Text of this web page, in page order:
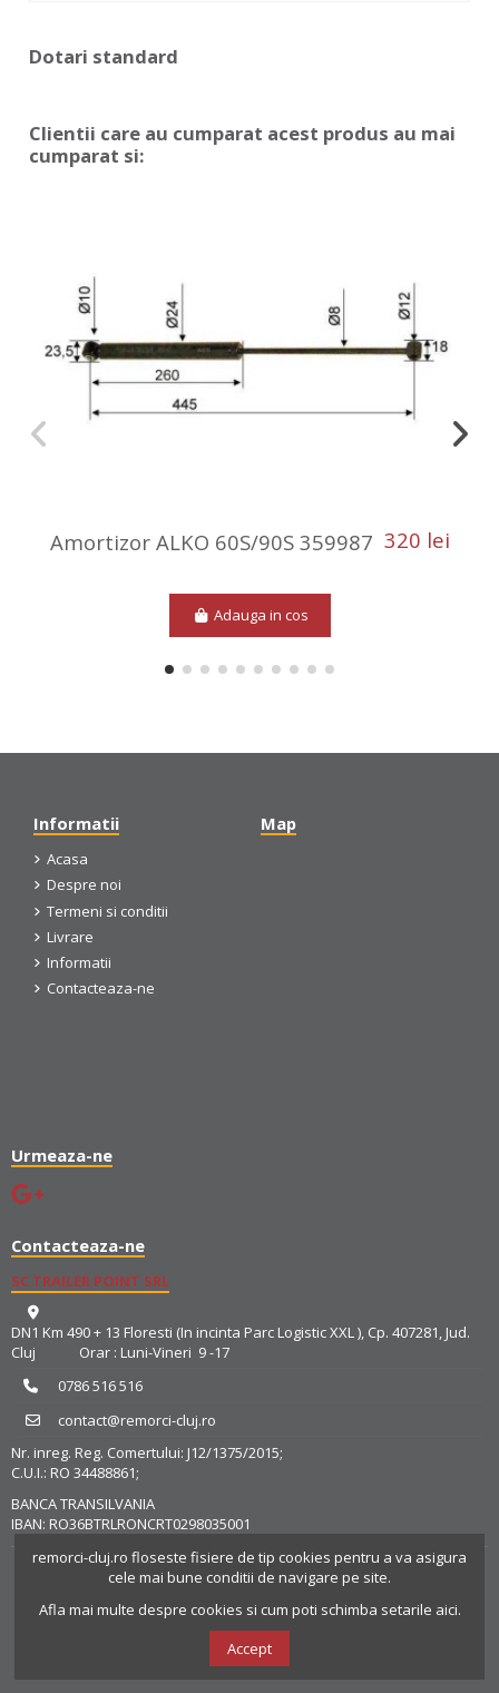
Dotari standard
Clientii care au cumparat acest produs au mai
cumparat si:
Amortizor ALKO 60S/90S 359987 320 lei
Adauga in cos
Informatii
Acasa
Despre noi
Termeni si conditii
Livrare
Informatii
Contacteaza-ne
Map
Urmeaza-ne
Contacteaza-ne
SC TRAILER POINT SRL
DN1 Km 490 + 13 Floresti (In incinta Parc Logistic XXL ), Cp. 407281, Jud.
Cluj Orar : Luni-Vineri 9 -17
0786 516 516
contact@remorci-cluj.ro
Nr. inreg. Reg. Comertului: J12/1375/2015;
C.U.I.: RO 34488861;
BANCA TRANSILVANIA
IBAN: RO36BTRLRONCRT0298035001
- Magazin Online realizat de
Studio
remorci-cluj.ro floseste fisiere de tip cookies pentru a va asigura
cele mai bune conditii de navigare pe site.
Afla mai multe despre cookies si cum poti schimba setarile aici.
Accept